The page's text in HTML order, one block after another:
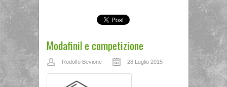
Modafinil e competizione
Rodolfo Bevione 28 Luglio 2015